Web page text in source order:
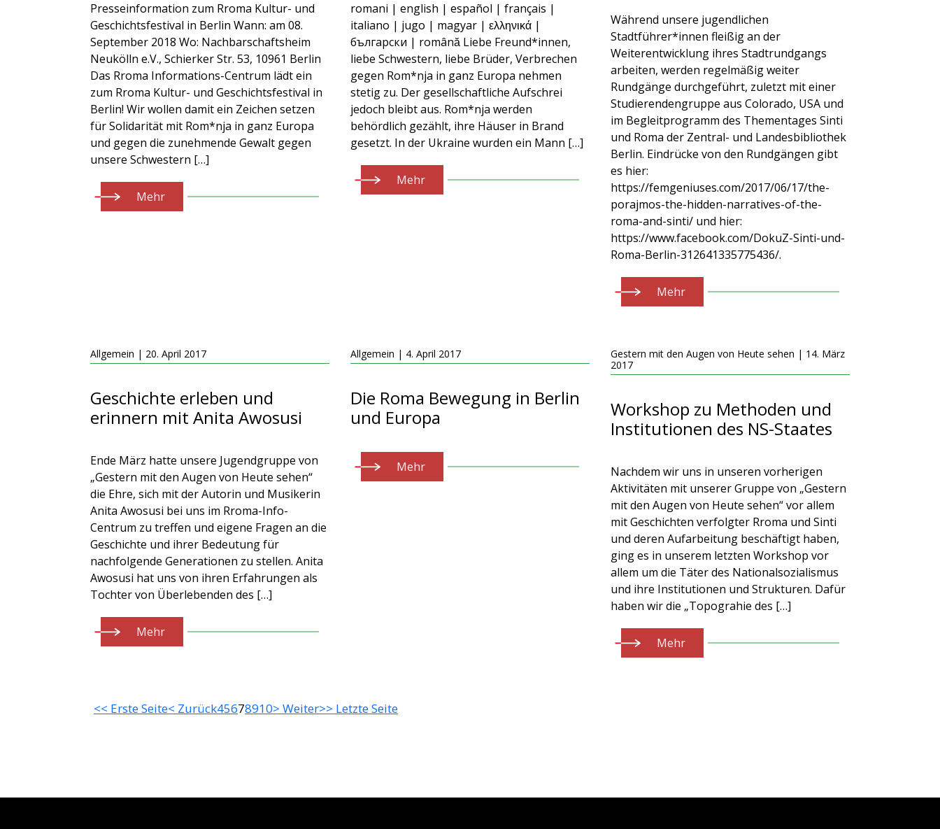
Presseinformation zum Rroma Kultur- und
Geschichtsfestival in Berlin Wann: am 08.
September 2018 Wo: Nachbarschaftsheim
Neukölln e.V., Schierker Str. 53, 10961 Berlin
Das Rroma Informations-Centrum lädt ein
zum Rroma Kultur- und Geschichtsfestival in
Berlin! Wir wollen damit ein Zeichen setzen
für Solidarität mit Rom*nja in ganz Europa
und gegen die zunehmende Gewalt gegen
unsere Schwestern […]
Mehr
romani | english | español | français |
italiano | jugo | magyar | ελληνικά |
български | română Liebe Freund*innen,
liebe Schwestern, liebe Brüder, Verbrechen
gegen Rom*nja in ganz Europa nehmen
stetig zu. Der gesellschaft­liche Aufschrei
jedoch bleibt aus. Rom*nja werden
behördlich gezählt, ihre Häuser in Brand
gesetzt. In der Ukraine wurden ein Mann […]
Mehr
Während unsere jugendlichen
Stadtführer*innen fleißig an der
Weiterentwicklung ihres Stadtrundgangs
arbeiten, werden regelmäßig weiter
Rundgänge durchgeführt, zuletzt mit einer
Studierendengruppe aus Colorado, USA und
im Begleitprogramm des Thementages Sinti
und Roma der Zentral- und Landesbibliothek
Berlin. Eindrücke von den Rundgängen gibt
es hier:
https://femgeniuses.com/2017/06/17/the-
porajmos-the-hidden-narratives-of-the-
roma-and-sinti/ und hier:
https://www.facebook.com/DokuZ-Sinti-und-
Roma-Berlin-312641335775436/.
Mehr
Allgemein | 20. April 2017
Geschichte erleben und
erinnern mit Anita Awosusi
Ende März hatte unsere Jugendgruppe von
„Gestern mit den Augen von Heute sehen“
die Ehre, sich mit der Autorin und Musikerin
Anita Awosusi bei uns im Rroma-Info-
Centrum zu treffen und eigene Fragen an die
Geschichte und ihrer Bedeutung für
nachfolgende Generationen zu stellen. Anita
Awosusi hat uns von ihren Erfahrungen als
Tochter von Überlebenden des […]
Mehr
Allgemein | 4. April 2017
Die Roma Bewegung in Berlin
und Europa
Mehr
Gestern mit den Augen von Heute sehen | 14. März
2017
Workshop zu Methoden und
Institutionen des NS-Staates
Nachdem wir uns in unseren vorherigen
Aktivitäten mit unserer Gruppe von „Gestern
mit den Augen von Heute sehen“ vor allem
mit Geschichten verfolgter Rroma und Sinti
und deren Aufarbeitung beschäftigt haben,
ging es in unserem letzten Workshop vor
allem um die Täter des Nationalsozialismus
und ihre Institutionen und Strukturen. Dafür
haben wir die „Topograhie des […]
Mehr
<< Erste Seite< Zurück45678910> Weiter>> Letzte Seite